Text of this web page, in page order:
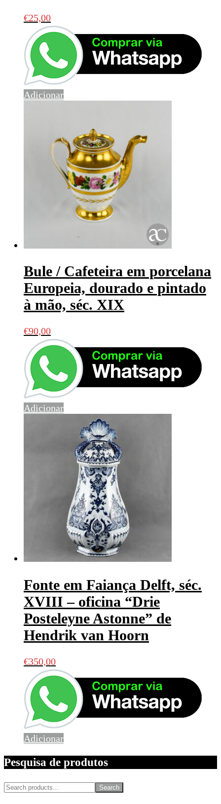
€25,00
Adicionar
Bule / Cafeteira em porcelana
Europeia, dourado e pintado
à mão, séc. XIX
€90,00
Adicionar
Fonte em Faiança Delft, séc.
XVIII – oficina “Drie
Posteleyne Astonne” de
Hendrik van Hoorn
€350,00
Adicionar
Pesquisa de produtos
Search